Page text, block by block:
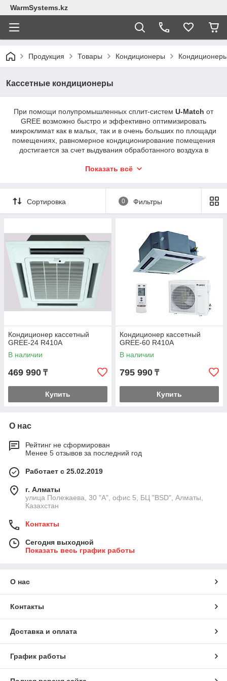
WarmSystems.kz
Продукция Товары Кондиционеры
Кассетные кондиционеры
При помощи полупромышленных сплит-систем U-Match от
GREE возможно быстро и эффективно оптимизировать
микроклимат как в малых, так и в очень больших по площади
помещениях, равномерное кондиционирование помещения
достигается за счет выдувания обработанного воздуха в
кондиционеров исключено возникновение сквозняков.
вниз, смешивается с внутренним воздухом помещения, не
создавая при этом резкие перепады
температур.Полупромышленные безинверторные сплит-
кондиционирования воздуха при морозах до -15°С.
Показать всё
Сортировка 0 Фильтры
Кондиционер кассетный
GREE-24 R410A
В наличии
469 990 ₸
Купить
Кондиционер кассетный
GREE-60 R410A
В наличии
795 990 ₸
Купить
О нас
Рейтинг не сформирован
Менее 5 отзывов за последний год
Работает с 25.02.2019
г. Алматы
улица Полежаева, 30 "А", офис 5, БЦ "BSD", Алматы,
Казахстан
Контакты
Сегодня выходной
Показать весь график работы
О нас
Контакты
Доставка и оплата
График работы